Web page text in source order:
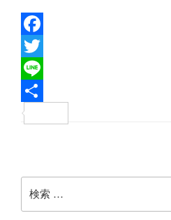
F
a
c
e
o
T
w
i
e
L
i
ナ
ビ
索: